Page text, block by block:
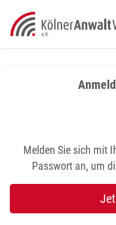
content
Melden Sie sich mit
Passwort an, um